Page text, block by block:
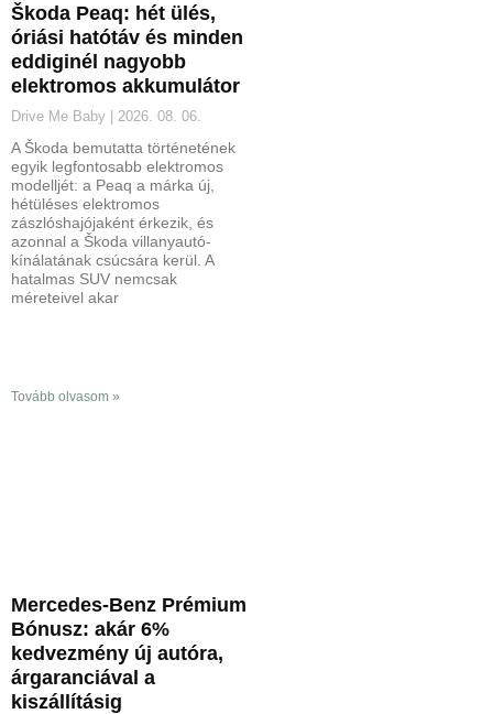
Škoda Peaq: hét ülés,
óriási hatótáv és minden
eddiginél nagyobb
elektromos akkumulátor
Drive Me Baby 2026. 08. 06.
A Škoda bemutatta történetének
egyik legfontosabb elektromos
modelljét: a Peaq a márka új,
hétüléses elektromos
zászlóshajójaként érkezik, és
azonnal a Škoda villanyautó-
kínálatának csúcsára kerül. A
hatalmas SUV nemcsak
méreteivel akar
Tovább olvasom »
Mercedes-Benz Prémium
Bónusz: akár 6%
kedvezmény új autóra,
árgaranciával a
kiszállításig